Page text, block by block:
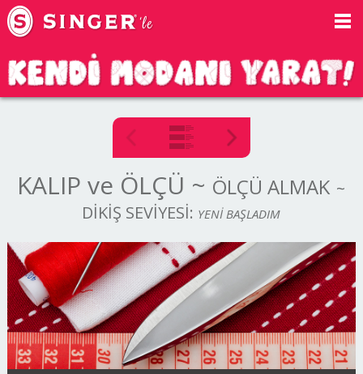
KALIP ve ÖLÇÜ ~ ÖLÇÜ ALMAK ~
DİKİŞ SEVİYESİ: YENİ BAŞLADIM